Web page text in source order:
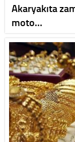
Akaryakıta
moto…